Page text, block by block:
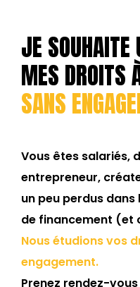
JE SOUHAITE
MES DROITS
SANS
Vous êtes salariés,
entrepreneur,
un peu perdus
de financement (et
Nous étudions vos
engagement.
Prenez rendez-